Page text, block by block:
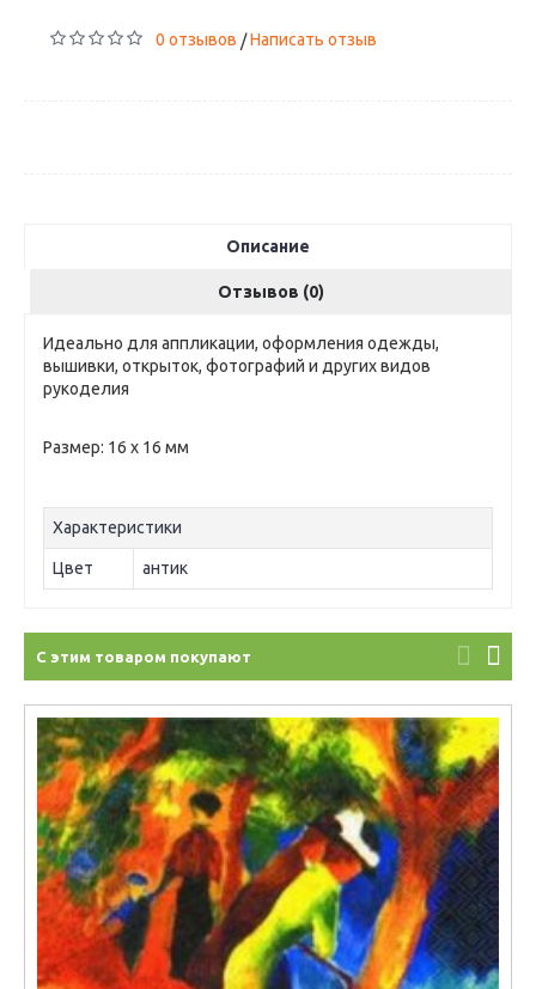
0 отзывов /Написать отзыв
Описание
Отзывов (0)
Идеально для аппликации, оформления одежды,
вышивки, открыток, фотографий и других видов
рукоделия
Размер: 16 х 16 мм
Характеристики
Цвет антик
С этим товаром покупают